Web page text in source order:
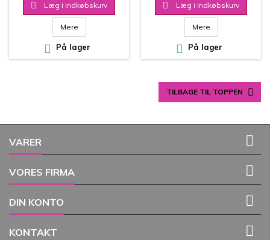
 Læg i indkøbskurv
Mere
 På lager
 Læg i indkøbskurv
Mere
 På lager
TILBAGE TIL TOPPEN 
VARER 
VORES FIRMA 
DIN KONTO 
KONTAKT 